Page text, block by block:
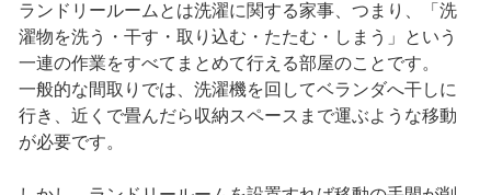
ランドリールームとは洗濯に関する家事、つまり、「洗
濯物を洗う・干す・取り込む・たたむ・しまう」という
一連の作業をすべてまとめて行える部屋のことです。
一般的な間取りでは、洗濯機を回してベランダへ干しに
行き、近くで畳んだら収納スペースまで運ぶような移動
が必要です。